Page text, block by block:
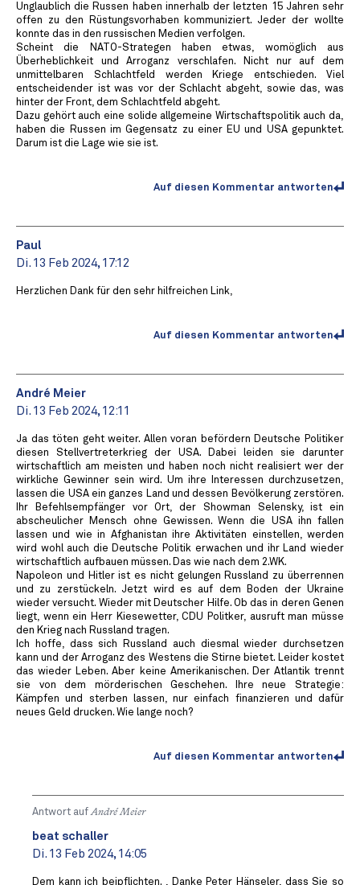
Unglaublich die Russen haben innerhalb der letzten 15 Jahren sehr
offen zu den Rüstungsvorhaben kommuniziert. Jeder der wollte
konnte das in den russischen Medien verfolgen.
Scheint die NATO-Strategen haben etwas, womöglich aus
Überheblichkeit und Arroganz verschlafen. Nicht nur auf dem
unmittelbaren Schlachtfeld werden Kriege entschieden. Viel
entscheidender ist was vor der Schlacht abgeht, sowie das, was
hinter der Front, dem Schlachtfeld abgeht.
Dazu gehört auch eine solide allgemeine Wirtschaftspolitik auch da,
haben die Russen im Gegensatz zu einer EU und USA gepunktet.
Darum ist die Lage wie sie ist.
Auf diesen Kommentar antworten
Paul
Di. 13 Feb 2024, 17:12
Herzlichen Dank für den sehr hilfreichen Link,
Auf diesen Kommentar antworten
André Meier
Di. 13 Feb 2024, 12:11
Ja das töten geht weiter. Allen voran befördern Deutsche Politiker
diesen Stellvertreterkrieg der USA. Dabei leiden sie darunter
wirtschaftlich am meisten und haben noch nicht realisiert wer der
wirkliche Gewinner sein wird. Um ihre Interessen durchzusetzen,
lassen die USA ein ganzes Land und dessen Bevölkerung zerstören.
Ihr Befehlsempfänger vor Ort, der Showman Selensky, ist ein
abscheulicher Mensch ohne Gewissen. Wenn die USA ihn fallen
lassen und wie in Afghanistan ihre Aktivitäten einstellen, werden
wird wohl auch die Deutsche Politik erwachen und ihr Land wieder
wirtschaftlich aufbauen müssen. Das wie nach dem 2.WK.
Napoleon und Hitler ist es nicht gelungen Russland zu überrennen
und zu zerstückeln. Jetzt wird es auf dem Boden der Ukraine
wieder versucht. Wieder mit Deutscher Hilfe. Ob das in deren Genen
liegt, wenn ein Herr Kiesewetter, CDU Politker, ausruft man müsse
den Krieg nach Russland tragen.
Ich hoffe, dass sich Russland auch diesmal wieder durchsetzen
kann und der Arroganz des Westens die Stirne bietet. Leider kostet
das wieder Leben. Aber keine Amerikanischen. Der Atlantik trennt
sie von dem mörderischen Geschehen. Ihre neue Strategie:
Kämpfen und sterben lassen, nur einfach finanzieren und dafür
neues Geld drucken. Wie lange noch?
Auf diesen Kommentar antworten
Antwort auf André Meier
beat schaller
Di. 13 Feb 2024, 14:05
Dem kann ich beipflichten. , Danke Peter Hänseler, dass Sie so